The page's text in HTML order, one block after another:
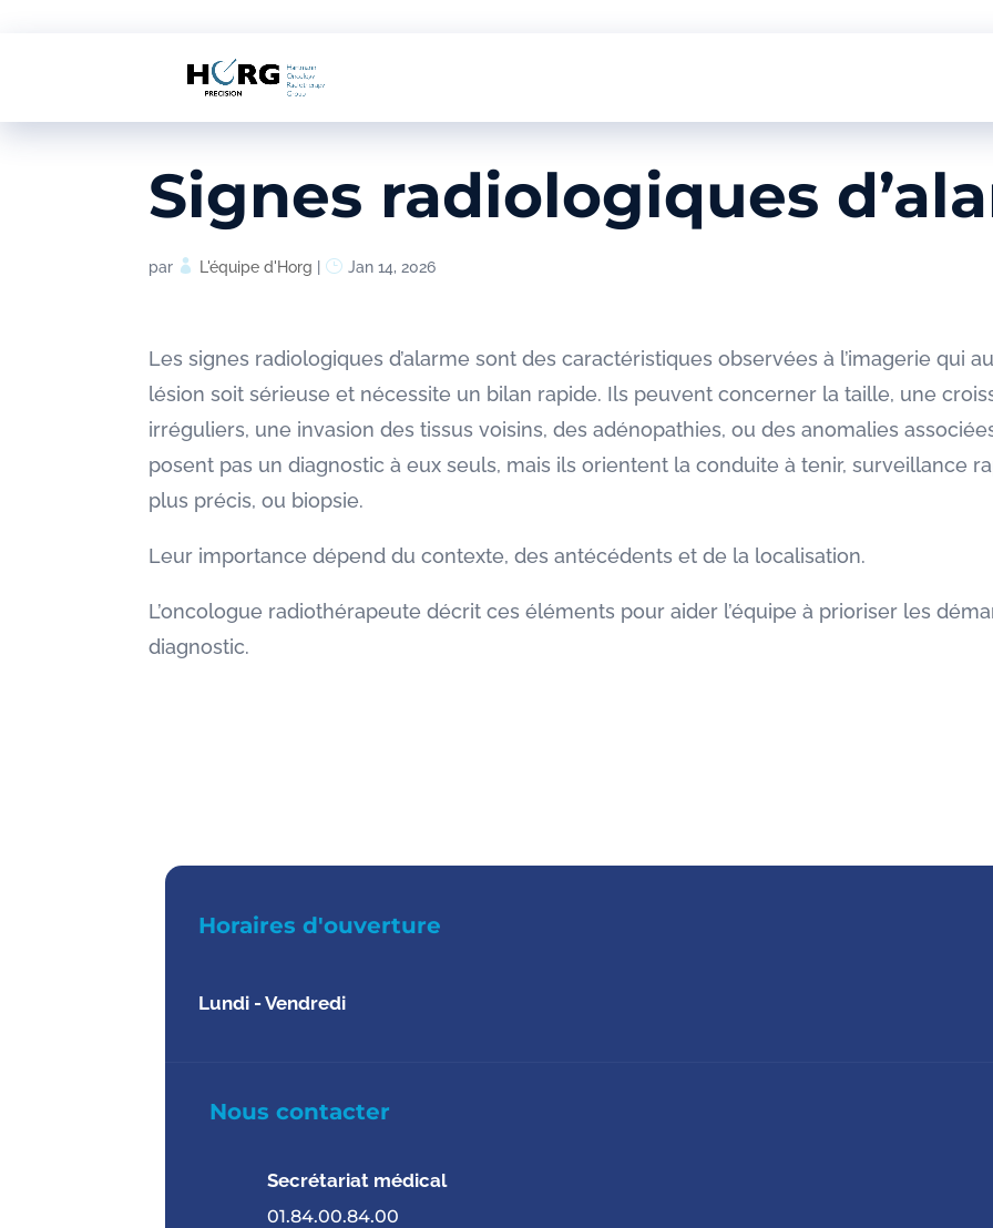
Signes radiologiques
par L'équipe d'Horg Jan 14, 2026
Les signes radiologiques d’alarme sont des caractéristiques observées à l’imagerie qui
lésion soit sérieuse et nécessite un bilan rapide. Ils peuvent concerner la taille, une
irréguliers, une invasion des tissus voisins, des adénopathies, ou des anomalies
posent pas un diagnostic à eux seuls, mais ils orientent la conduite à tenir, surveillance
plus précis, ou biopsie.
Leur importance dépend du contexte, des antécédents et de la localisation.
L’oncologue radiothérapeute décrit ces éléments pour aider l’équipe à prioriser les
diagnostic.
Horaires d'ouverture
Lundi - Vendredi
Nous contacter
Secrétariat médical
01.84.00.84.00